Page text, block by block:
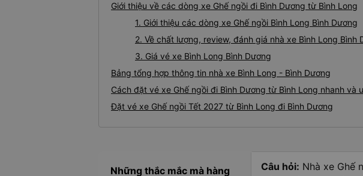
Giới thiệu về các dòng xe Ghế ngồi đi Bình Dương từ Bình Long
1. Giới thiệu các dòng xe Ghế ngồi Bình Long Bình Dương
2. Về chất lượng, review, đánh giá nhà xe Bình Long Bình
3. Giá vé xe Bình Long Bình Dương
Bảng tổng hợp thông tin nhà xe Bình Long - Bình Dương
Cách đặt vé xe Ghế ngồi đi Bình Dương từ Bình Long nhanh và
Đặt vé xe Ghế ngồi Tết 2027 từ Bình Long đi Bình Dương
Những thắc mắc mà hàng
Câu hỏi: Nhà xe Ghế